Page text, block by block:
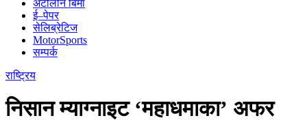
अटोलोन बिमा
ई–पेपर
सेलिब्रेटिज
MotorSports
सम्पर्क
राष्ट्रिय
निसान म्याग्नाइट ‘महाधमाका’ अफर